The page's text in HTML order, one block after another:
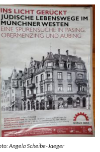
Angela Scheibe-Jaeger